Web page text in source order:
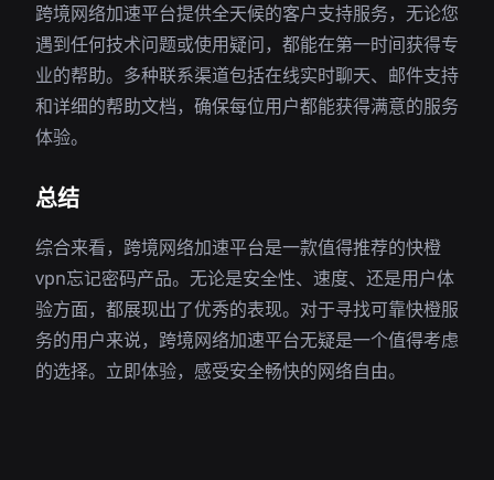
跨境网络加速平台提供全天候的客户支持服务，无论您
遇到任何技术问题或使用疑问，都能在第一时间获得专
业的帮助。多种联系渠道包括在线实时聊天、邮件支持
和详细的帮助文档，确保每位用户都能获得满意的服务
体验。
总结
综合来看，跨境网络加速平台是一款值得推荐的快橙
vpn忘记密码产品。无论是安全性、速度、还是用户体
验方面，都展现出了优秀的表现。对于寻找可靠快橙服
务的用户来说，跨境网络加速平台无疑是一个值得考虑
的选择。立即体验，感受安全畅快的网络自由。